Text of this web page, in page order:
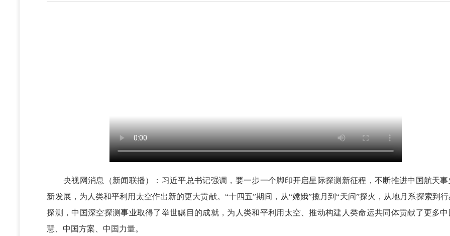
央视网消息（新闻联播）：习近平总书记强调，要一步一个脚印开启星际探测新征程，不断推进中国航天事
新发展，为人类和平利用太空作出新的更大贡献。“十四五”期间，从“嫦娥”揽月到“天问”探火，从地月系探索到
探测，中国深空探测事业取得了举世瞩目的成就，为人类和平利用太空、推动构建人类命运共同体贡献了更多中
慧、中国方案、中国力量。